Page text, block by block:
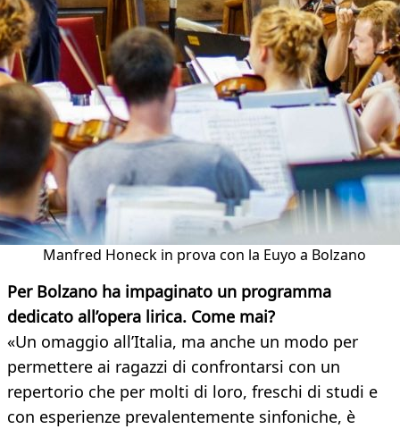
Manfred Honeck in prova con la Euyo a Bolzano
Per Bolzano ha impaginato un programma
dedicato all’opera lirica. Come mai?
«Un omaggio all’Italia, ma anche un modo per
permettere ai ragazzi di confrontarsi con un
repertorio che per molti di loro, freschi di studi e
con esperienze prevalentemente sinfoniche, è